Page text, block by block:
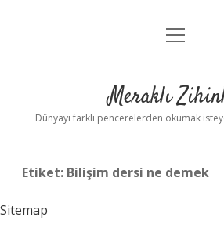
Anasayfa
Yasal Uyarı
menüyü
Meraklı
Dünyayı farklı pencerelerden okumak
Etiket: Bilişim dersi ne demek
Sitemap